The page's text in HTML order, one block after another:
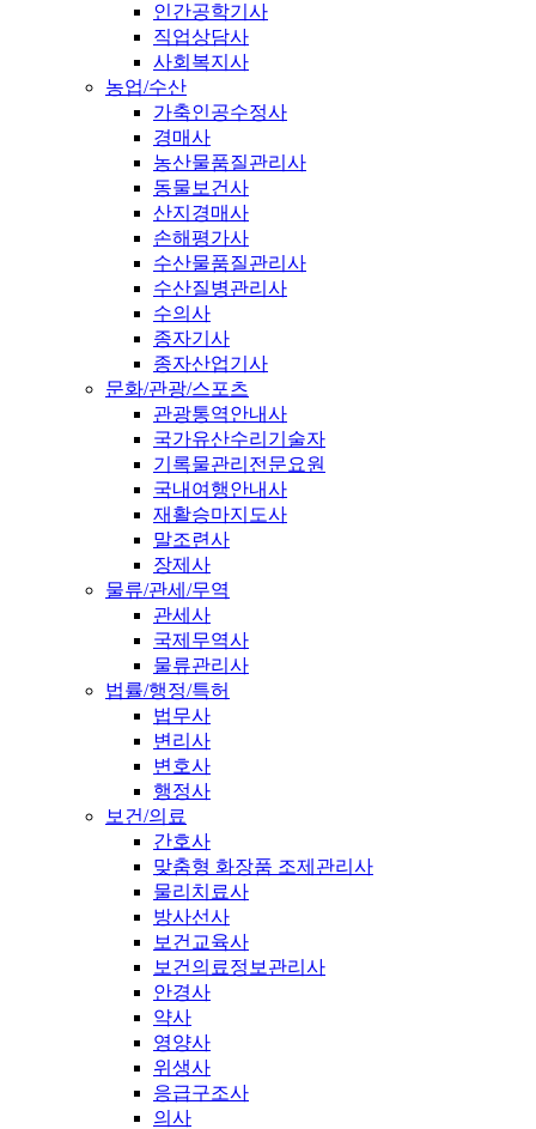
인간공학기사
직업상담사
사회복지사
농업/수산
가축인공수정사
경매사
농산물품질관리사
동물보건사
산지경매사
손해평가사
수산물품질관리사
수산질병관리사
수의사
종자기사
종자산업기사
문화/관광/스포츠
관광통역안내사
국가유산수리기술자
기록물관리전문요원
국내여행안내사
재활승마지도사
말조련사
장제사
물류/관세/무역
관세사
국제무역사
물류관리사
법률/행정/특허
법무사
변리사
변호사
행정사
보건/의료
간호사
맞춤형 화장품 조제관리사
물리치료사
방사선사
보건교육사
보건의료정보관리사
안경사
약사
영양사
위생사
응급구조사
의사